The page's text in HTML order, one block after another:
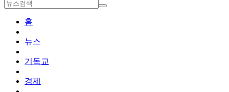
홈
뉴스
기독교
경제